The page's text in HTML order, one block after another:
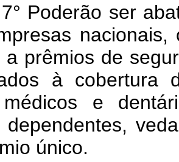
7° Poderão ser
a prêmios de
à cobertura
médicos e
dependentes,
único.